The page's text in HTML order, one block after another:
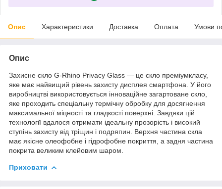
Опис Характеристики Доставка Оплата Умови
Опис
Захисне скло G-Rhino Privacy Glass — це скло преміумкласу,
яке має найвищий рівень захисту дисплея смартфона. У його
виробництві використовується інноваційне загартоване скло,
яке проходить спеціальну термічну обробку для досягнення
максимальної міцності та гладкості поверхні. Завдяки цій
технології вдалося отримати ідеальну прозорість і високий
ступінь захисту від тріщин і подряпин. Верхня частина скла
має якісне олеофобне і гідрофобне покриття, а задня частина
покрита великим клейовим шаром.
Приховати